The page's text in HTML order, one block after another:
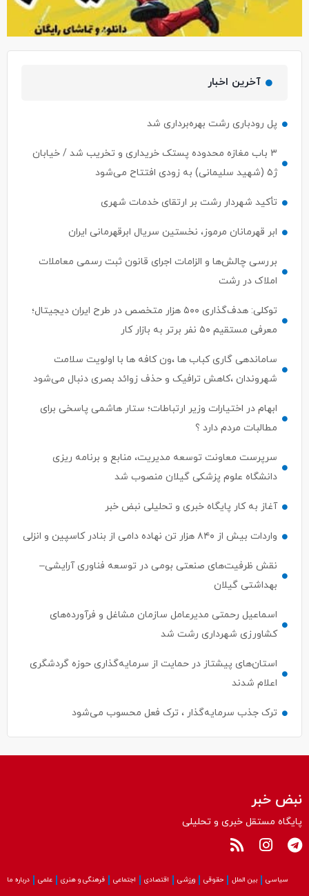
آخرین اخبار
پل رودباری رشت بهره‌برداری شد
۳ باب مغازه محدوده پستک خریداری و تخریب شد / خیابان
ژ۵ (شهید سلیمانی) به زودی افتتاح می‌شود
تأکید شهردار رشت بر ارتقای خدمات شهری
ابر قهرمانان مرموز، نخستین سریال ابرقهرمانی ایران
بررسی چالش‌ها و الزامات اجرای قانون ثبت رسمی معاملات
املاک در رشت
توکلی: هدف‌گذاری ۵۰۰ هزار متخصص در طرح ایران دیجیتال؛
معرفی مستقیم ۵۰ نفر برتر به بازار کار
ساماندهی گاری کباب ها ،ون کافه ها با اولویت سلامت
شهروندان ،کاهش ترافیک و حذف زوائد بصری دنبال می‌شود
ابهام در اختیارات وزیر ارتباطات؛ ستار هاشمی پاسخی برای
مطالبات مردم دارد ؟
سرپرست معاونت توسعه مدیریت، منابع و برنامه ریزی
دانشگاه علوم پزشکی گیلان منصوب شد
آغاز به کار پایگاه خبری و تحلیلی نبض خبر
واردات بیش از ۸۴۰ هزار تن نهاده دامی از بنادر كاسپین و انزلی
نقش ظرفیت‌های صنعتی بومی در توسعه فناوری آرایشی–
بهداشتی گیلان
اسماعیل رحمتی مدیرعامل سازمان مشاغل و فرآورده‌های
کشاورزی شهرداری رشت شد
استان‌های پیشتاز در حمایت از سرمایه‌گذاری حوزه گردشگری
اعلام شدند
ترک جذب سرمایه‌گذار ، ترک فعل محسوب می‌شود
نبض خبر
پایگاه مستقل خبری و تحلیلی
سیاسی بین الملل حقوقی ورزشی اقتصادی اجتماعی فرهنگی و هنری علمی درباره ما